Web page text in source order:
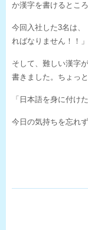
か漢字を書けるとこ
今回入社した3名は、
ればなりません！！
そして、難しい漢字
書きました。ちょっ
「日本語を身に付け
今日の気持ちを忘れ